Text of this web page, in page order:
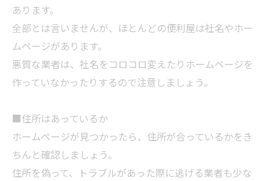
あります。
全部とは言いませんが、ほとんどの便利屋は社名やホー
ムページがあります。
悪質な業者は、社名をコロコロ変えたりホームページを
作っていなかったりするので注意しましょう。
■住所はあっているか
ホームページが見つかったら、住所が合っているかをき
ちんと確認しましょう。
住所を偽って、トラブルがあった際に逃げる業者も少な